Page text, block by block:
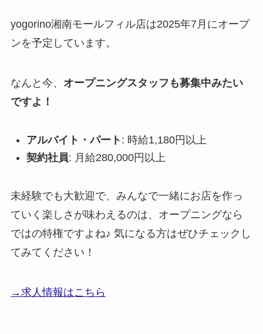
yogorino湘南モールフィル店は2025年7月にオープ
ンを予定しています。
なんと今、 オープニングスタッフも募集中みたい
ですよ！
アルバイト・パート : 時給1,180円以上
契約社員: 月給280,000円以上
未経験でも大歓迎で、みんなで一緒にお店を作っ
ていく楽しさが味わえるのは、オープニングなら
ではの特権ですよね♪ 気になる方はぜひチェックし
てみてください！
→求人情報はこちら